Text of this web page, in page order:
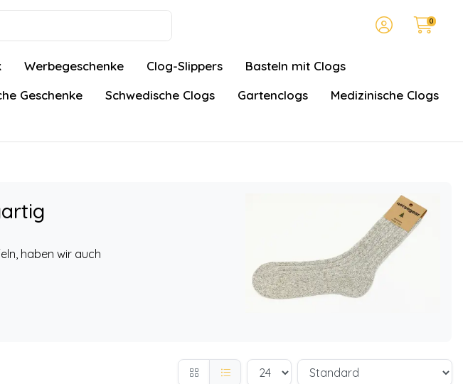
0
Werbegeschenke Clog-Slippers
Basteln mit Clogs
Geschenke Schwedische Clogs Gartenclogs
Medizinische Clogs
haben wir auch